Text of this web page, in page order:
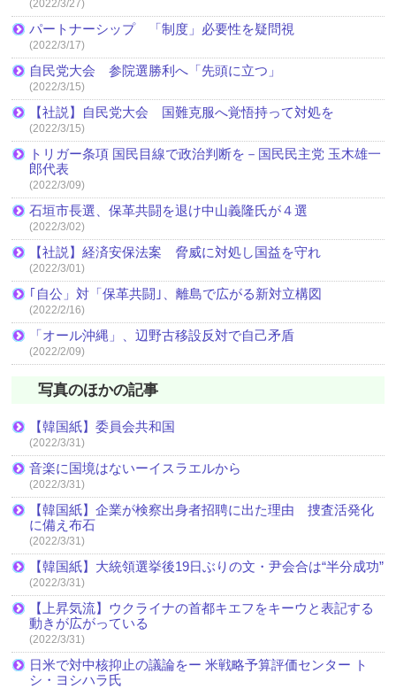
(2022/3/27)
パートナーシップ 「制度」必要性を疑問視
(2022/3/17)
自民党大会 参院選勝利へ「先頭に立つ」
(2022/3/15)
【社説】自民党大会 国難克服へ覚悟持って対処を
(2022/3/15)
トリガー条項 国民目線で政治判断を－国民民主党 玉木雄一
郎代表
(2022/3/09)
石垣市長選、保革共闘を退け中山義隆氏が４選
(2022/3/02)
【社説】経済安保法案 脅威に対処し国益を守れ
(2022/3/01)
｢自公」対「保革共闘｣、離島で広がる新対立構図
(2022/2/16)
「オール沖縄」、辺野古移設反対で自己矛盾
(2022/2/09)
写真のほかの記事
【韓国紙】委員会共和国
(2022/3/31)
音楽に国境はないーイスラエルから
(2022/3/31)
【韓国紙】企業が検察出身者招聘に出た理由 捜査活発化
に備え布石
(2022/3/31)
【韓国紙】大統領選挙後19日ぶりの文・尹会合は“半分成功”
(2022/3/31)
【上昇気流】ウクライナの首都キエフをキーウと表記する
動きが広がっている
(2022/3/31)
日米で対中核抑止の議論をー 米戦略予算評価センター ト
シ・ヨシハラ氏